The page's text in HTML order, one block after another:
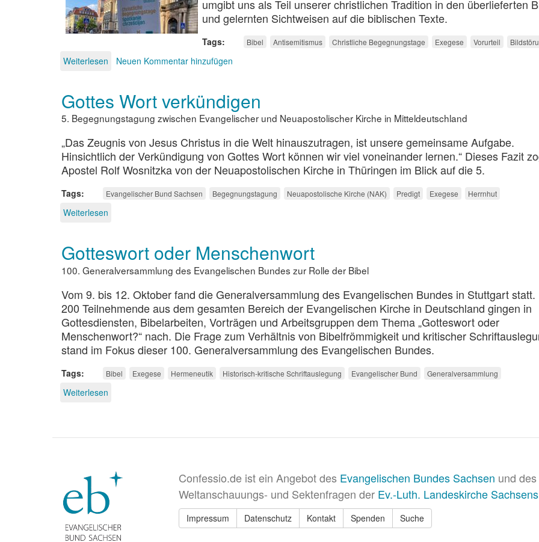
umgibt uns als Teil unserer christlichen Tradition in den überlieferten
und gelernten Sichtweisen auf die biblischen Texte.
Tags Bibel Antisemitismus Christliche Begegnungstage Exegese Vorurteil
Weiterlesen über
ohne
Antisemitismus
Neuen Kommentar hinzufügen
Gottes Wort verkündigen
5. Begegnungstagung zwischen Evangelischer und Neuapostolischer Kirche in Mitteldeutschland
„Das Zeugnis von Jesus Christus in die Welt hinauszutragen, ist unsere gemeinsame Aufgabe.
Hinsichtlich der Verkündigung von Gottes Wort können wir viel voneinander lernen.“ Dieses Fazit
Apostel Rolf Wosnitzka von der Neuapostolischen Kirche in Thüringen im Blick auf die 5.
Tags Evangelischer Bund Sachsen Begegnungstagung Neuapostolische Kirche (NAK) Predigt Exegese Herrnhut
Weiterlesen
verkündigen
Gotteswort oder Menschenwort
100. Generalversammlung des Evangelischen Bundes zur Rolle der Bibel
Vom 9. bis 12. Oktober fand die Generalversammlung des Evangelischen Bundes in Stuttgart statt.
200 Teilnehmende aus dem gesamten Bereich der Evangelischen Kirche in Deutschland gingen in
Gottesdiensten, Bibelarbeiten, Vorträgen und Arbeitsgruppen dem Thema „Gotteswort oder
Menschenwort?“ nach. Die Frage zum Verhältnis von Bibelfrömmigkeit und kritischer
stand im Fokus dieser 100. Generalversammlung des Evangelischen Bundes.
Tags Bibel Exegese Hermeneutik Historisch-kritische Schriftauslegung Evangelischer Bund Generalversammlung
Weiterlesen
Confessio.de ist ein Angebot des Evangelischen Bundes Sachsen und
Weltanschauungs- und Sektenfragen der Ev.-Luth. Landeskirche Sachsens
Impressum Datenschutz Kontakt Spenden Suche